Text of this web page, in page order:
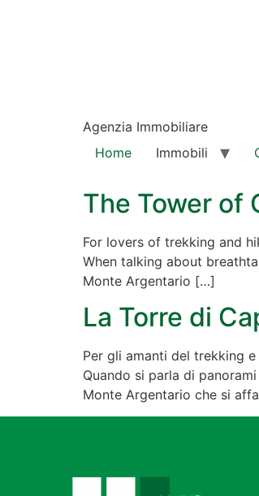
Agenzia Immobiliare
Home
Immobili
The Tower of
For lovers of trekking and
When talking about
Monte Argentario […]
La Torre di
Per gli amanti del trekking
Quando si parla di
Monte Argentario che si